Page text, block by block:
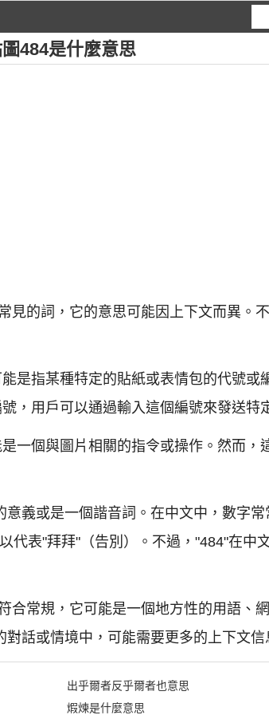
484是什麼意思
見的詞，它的意思可能因上下文而異。
是指某種特定的貼紙或表情包的代號或
，用戶可以通過輸入這個編號來發送特
一個與圖片相關的指令或操作。然而，
義或是一個諧音詞。在中文中，數字常
代表"拜拜"（告別）。不過，"484"在中
合常規，它可能是一個地方性的用語、
話或情境中，可能需要更多的上下文信
出乎爾者反乎爾者也意思
煆煉是什麼意思